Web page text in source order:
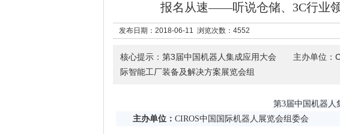
报名从速——听说仓储、3C行业
发布日期：2018-06-11 浏览次数： 4552
核心提示：第3届中国机器人集成应用大会 主办单位
际智能工厂装备及解决方案展览会组
第3届中国机器人
主办单位： CIROS中国国际机器人展览会组委会